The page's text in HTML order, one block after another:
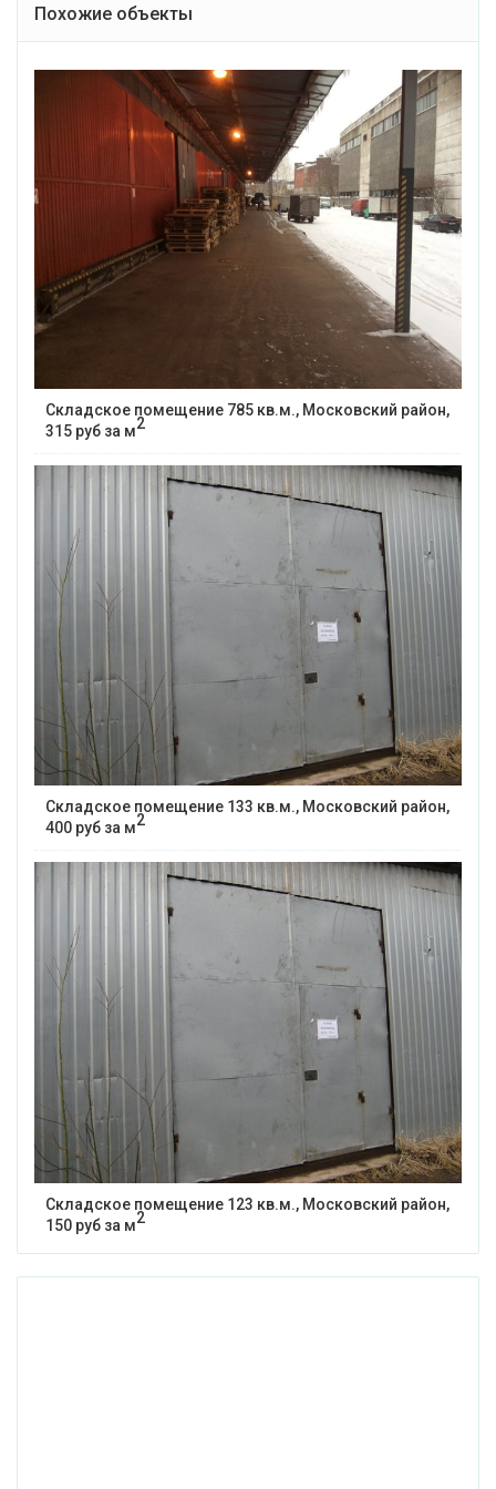
Похожие объекты
Складское помещение 785 кв.м., Московский район,
315 руб за м2
Складское помещение 133 кв.м., Московский район,
400 руб за м2
Складское помещение 123 кв.м., Московский район,
150 руб за м2